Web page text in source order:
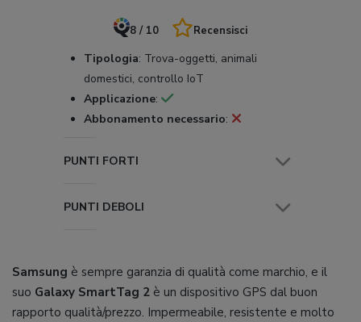
8 / 10 Recensisci
Tipologia: Trova-oggetti, animali
domestici, controllo IoT
Applicazione:
Abbonamento necessario:
PUNTI FORTI
PUNTI DEBOLI
Samsung è sempre garanzia di qualità come marchio, e il
suo Galaxy SmartTag 2 è un dispositivo GPS dal buon
rapporto qualità/prezzo. Impermeabile, resistente e molto